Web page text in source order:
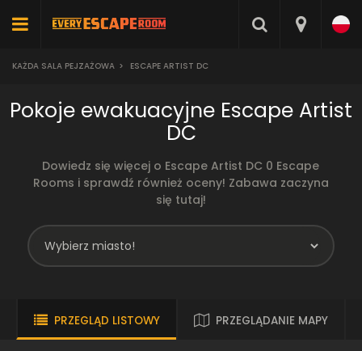
KAŻDA SALA PEJZAŻOWA > ESCAPE ARTIST DC
Pokoje ewakuacyjne Escape Artist
DC
Dowiedz się więcej o Escape Artist DC 0 Escape
Rooms i sprawdź również oceny! Zabawa zaczyna
się tutaj!
PRZEGLĄD LISTOWY PRZEGLĄDANIE MAPY